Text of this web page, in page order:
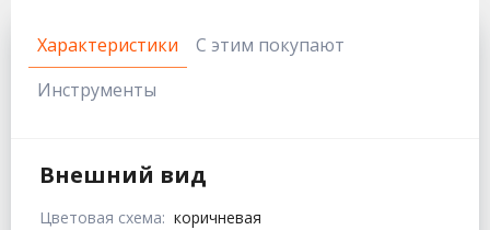
Характеристики
С этим покупают
Инструменты
Внешний вид
Цветовая схема: коричневая